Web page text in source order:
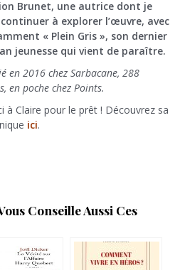
Brunet, une autrice dont je
à explorer l’œuvre, avec
« Plein Gris », son dernier
jeunesse qui vient de paraître.
en 2016 chez Sarbacane, 288
en poche chez Points.
à Claire pour le prêt ! Découvrez sa
ici.
Conseille Aussi Ces